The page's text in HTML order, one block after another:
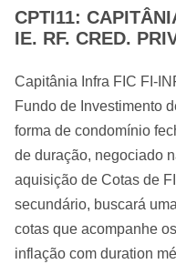
CPTI11:
IE. RF. CRED.
Capitânia Infra FIC FI-
Fundo de Investimento
forma de condomínio
de duração, negociado
aquisição de Cotas de
secundário, buscará
cotas que acompanhe
inflação com duration